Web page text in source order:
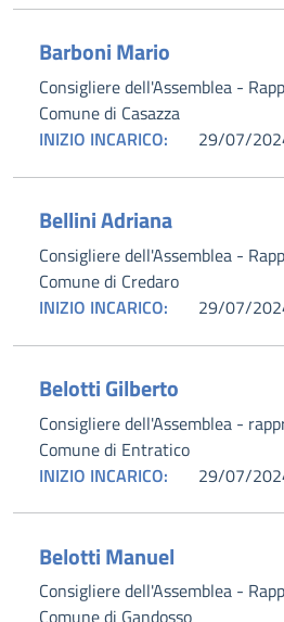
Barboni Mario
Consigliere dell'Assemblea -
Comune di Casazza
INIZIO INCARICO:
29/07/
Bellini Adriana
Consigliere dell'Assemblea -
Comune di Credaro
INIZIO INCARICO:
29/07/
Belotti Gilberto
Consigliere dell'Assemblea -
Comune di Entratico
INIZIO INCARICO:
29/07/
Belotti Manuel
Consigliere dell'Assemblea -